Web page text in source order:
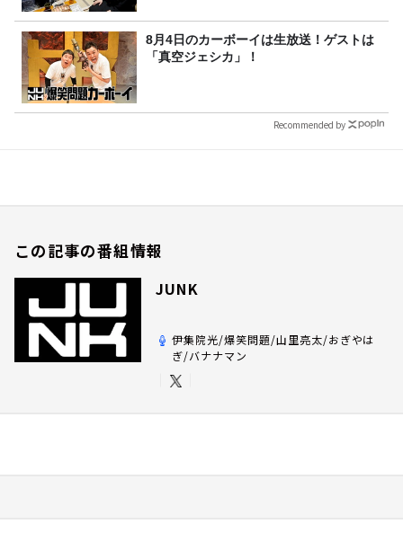
8月4日のカーボーイは生放送！ゲストは
「真空ジェシカ」！
Recommended by
この記事の番組情報
JUNK
伊集院光/爆笑問題/山里亮太/おぎやは
ぎ/バナナマン